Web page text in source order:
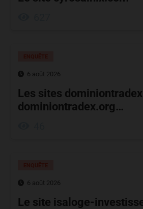
6 août 2026
Les sites
dominiontradex.org…
6 août 2026
Le site isaloge-